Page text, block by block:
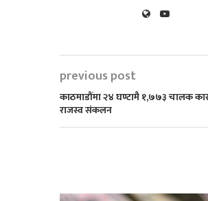
previous post
काठमाडौंमा २४ घण्टामै १,७७३ चालक
राजस्व संकलन